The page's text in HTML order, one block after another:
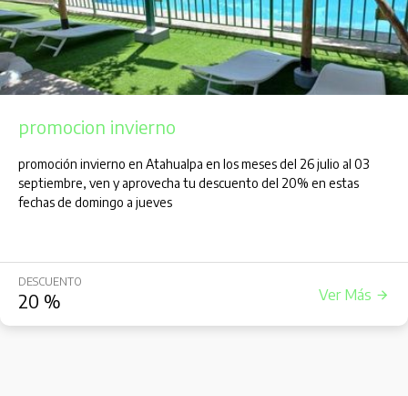
promocion invierno
promoción invierno en Atahualpa en los meses del 26 julio al 03
septiembre, ven y aprovecha tu descuento del 20% en estas
fechas de domingo a jueves
DESCUENTO
20 % Ver Más